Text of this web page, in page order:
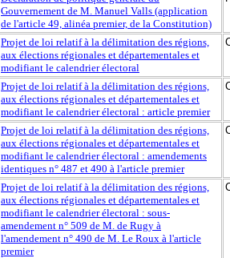
Gouvernement de M. Manuel Valls (application
de l'article 49, alinéa premier, de la Constitution)
Projet de loi relatif à la délimitation des régions,
aux élections régionales et départementales et
modifiant le calendrier électoral
Projet de loi relatif à la délimitation des régions,
aux élections régionales et départementales et
modifiant le calendrier électoral : article premier
Projet de loi relatif à la délimitation des régions,
aux élections régionales et départementales et
modifiant le calendrier électoral : amendements
identiques n° 487 et 490 à l'article premier
Projet de loi relatif à la délimitation des régions,
aux élections régionales et départementales et
modifiant le calendrier électoral : sous-
amendement n° 509 de M. de Rugy à
l'amendement n° 490 de M. Le Roux à l'article
premier